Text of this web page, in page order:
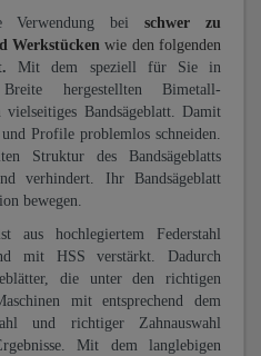
Verwendung beischwer zu
Werkstücken wie den folgenden
Mit dem speziell für Sie in
hergestellten Bimetall-
Bandsägeblatt. Damit
Profile problemlos schneiden.
Struktur des Bandsägeblatts
verhindert. Ihr Bandsägeblatt
bewegen.
aus hochlegiertem Federstahl
mit HSS verstärkt. Dadurch
die unter den richtigen
mit entsprechend dem
und richtiger Zahnauswahl
Mit dem langlebigen